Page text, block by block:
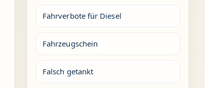
Fahrverbote für Diesel
Fahrzeugschein
Falsch getankt